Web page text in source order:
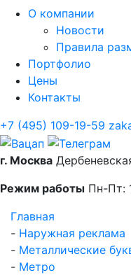
О компании
Новости
Правила
Портфолио
Цены
Контакты
+7 (495) 109-19-59
г. Москва
Режим работы Пн-Пт:
Главная
- Наружная реклама
- Металлические
- Метро